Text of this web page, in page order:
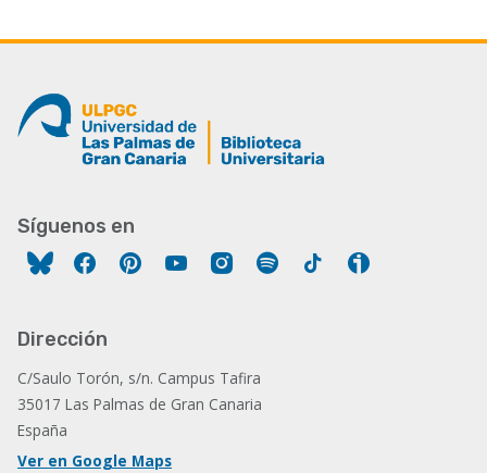
Síguenos en
FacebookPinterestYouTubeInstagram
Spotify Tiktok
Dirección
C/Saulo Torón, s/n. Campus Tafira
35017 Las Palmas de Gran Canaria
España
Ver en Google Maps